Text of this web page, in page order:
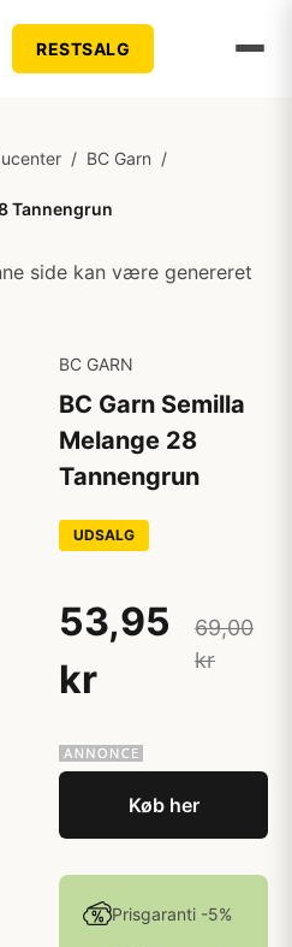
RESTSALG
/ BC Garn /
Tannengrun
side kan være genereret
BC GARN
BC Garn Semilla
Melange 28
Tannengrun
UDSALG
53,95
kr
69,00
kr
Køb her
Prisgaranti -5%